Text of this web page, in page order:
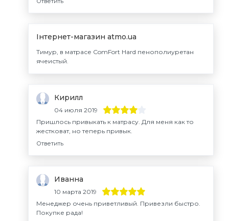
Інтернет-магазин atmo.ua
Тимур, в матрасе ComFort Hard пенополиуретан
ячеистый.
Кирилл
04 июля 2019
Пришлось привыкать к матрасу. Для меня как то
жестковат, но теперь привык.
Ответить
Иванна
10 марта 2019
Менеджер очень приветливый. Привезли быстро.
Покупке рада!